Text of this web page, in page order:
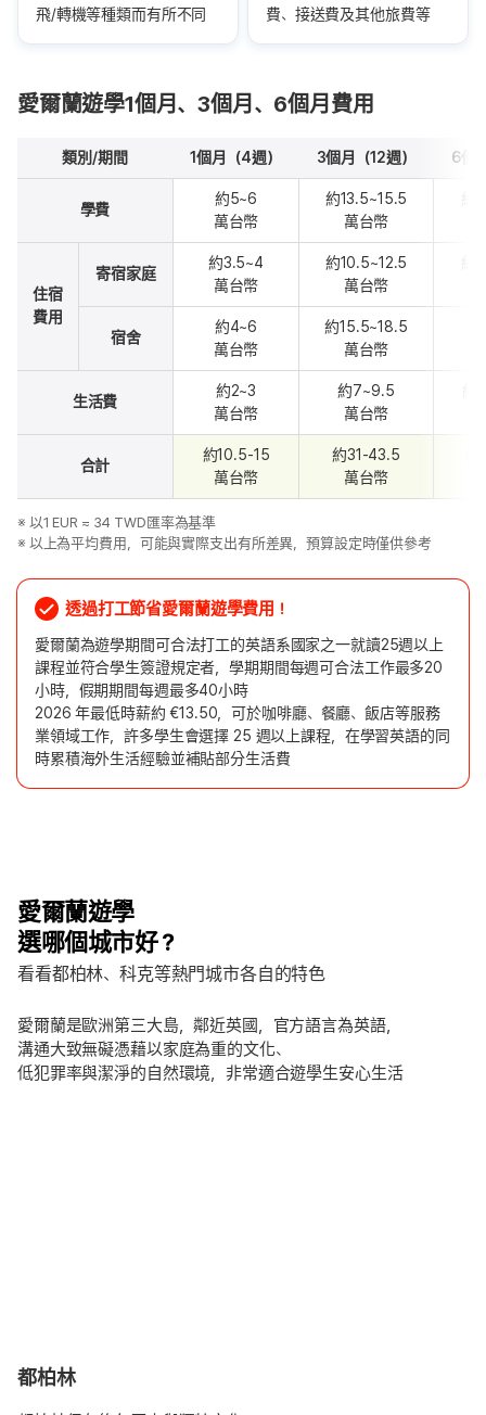
飛/轉機等種類而有所不同
費、接送費及其他旅費等
愛爾蘭遊學1個月、3個月、6個月費用
類別/期間 1個月（4週） 3個月（12週） 6個
學費
約5~6
萬台幣
約13.5~15.5
萬台幣
住宿
費用
寄宿家庭
約3.5~4
萬台幣
約10.5~12.5
萬台幣
宿舍
約4~6
萬台幣
約15.5~18.5
萬台幣
生活費
約2~3
萬台幣
約7~9.5
萬台幣
合計
約10.5-15
萬台幣
約31-43.5
萬台幣
※ 以1 EUR ≈ 34 TWD匯率為基準
※ 以上為平均費用，可能與實際支出有所差異，預算設定時僅供參考
透過打工節省愛爾蘭遊學費用！
愛爾蘭為遊學期間可合法打工的英語系國家之一就讀25週以上
課程並符合學生簽證規定者，學期期間每週可合法工作最多20
小時，假期期間每週最多40小時
2026 年最低時薪約 €13.50，可於咖啡廳、餐廳、飯店等服務
業領域工作，許多學生會選擇 25 週以上課程，在學習英語的同
時累積海外生活經驗並補貼部分生活費
愛爾蘭遊學
選哪個城市好？
看看都柏林、科克等熱門城市各自的特色
愛爾蘭是歐洲第三大島，鄰近英國，官方語言為英語，
溝通大致無礙憑藉以家庭為重的文化、
低犯罪率與潔淨的自然環境，非常適合遊學生安心生活
都柏林